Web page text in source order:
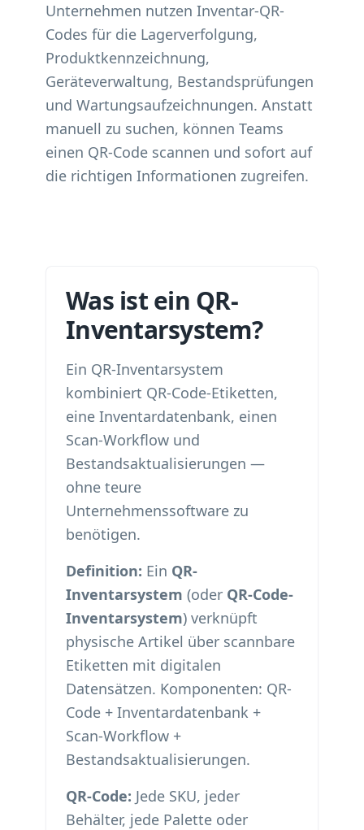
Unternehmen nutzen Inventar-QR-
Codes für die Lagerverfolgung,
Produktkennzeichnung,
Geräteverwaltung, Bestandsprüfungen
und Wartungsaufzeichnungen. Anstatt
manuell zu suchen, können Teams
einen QR-Code scannen und sofort auf
die richtigen Informationen zugreifen.
Was ist ein QR-
Inventarsystem?
Ein QR-Inventarsystem
kombiniert QR-Code-Etiketten,
eine Inventardatenbank, einen
Scan-Workflow und
Bestandsaktualisierungen —
ohne teure
Unternehmenssoftware zu
benötigen.
Definition: Ein QR-
Inventarsystem (oder QR-Code-
Inventarsystem) verknüpft
physische Artikel über scannbare
Etiketten mit digitalen
Datensätzen. Komponenten: QR-
Code + Inventardatenbank +
Scan-Workflow +
Bestandsaktualisierungen.
QR-Code: Jede SKU, jeder
Behälter, jede Palette oder